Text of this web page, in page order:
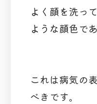
よく顔を洗っ
ような顔色であ
これは病気の
べきです。